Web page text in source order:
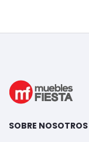
SOBRE NOSOTROS